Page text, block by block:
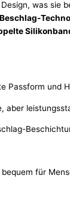
was sie
Passform und
aber
bequem für